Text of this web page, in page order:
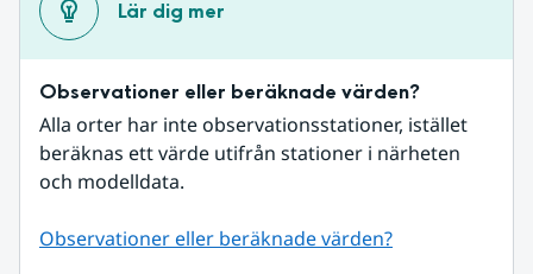
Lär dig mer
Observationer eller beräknade värden?
Alla orter har inte observationsstationer, istället
beräknas ett värde utifrån stationer i närheten
och modelldata.
Observationer eller beräknade värden?